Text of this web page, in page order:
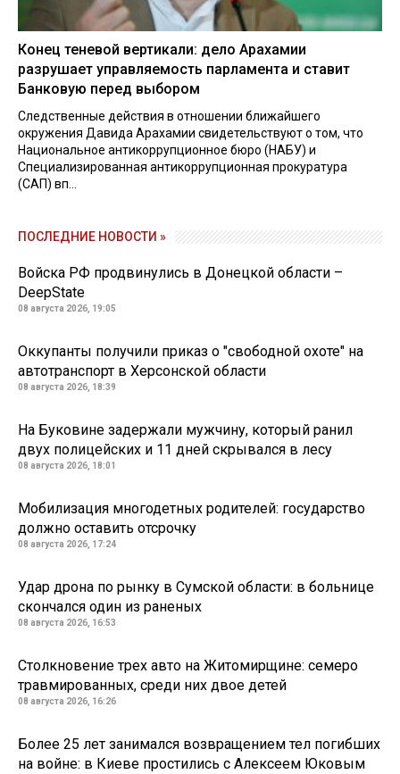
Конец теневой вертикали: дело Арахамии
разрушает управляемость парламента и ставит
Банковую перед выбором
Следственные действия в отношении ближайшего
окружения Давида Арахамии свидетельствуют о том, что
Национальное антикоррупционное бюро (НАБУ) и
Специализированная антикоррупционная прокуратура
(САП) вп...
ПОСЛЕДНИЕ НОВОСТИ »
Войска РФ продвинулись в Донецкой области –
DeepState
08 августа 2026, 19:05
Оккупанты получили приказ о "свободной охоте" на
автотранспорт в Херсонской области
08 августа 2026, 18:39
На Буковине задержали мужчину, который ранил
двух полицейских и 11 дней скрывался в лесу
08 августа 2026, 18:01
Мобилизация многодетных родителей: государство
должно оставить отсрочку
08 августа 2026, 17:24
Удар дрона по рынку в Сумской области: в больнице
скончался один из раненых
08 августа 2026, 16:53
Столкновение трех авто на Житомирщине: семеро
травмированных, среди них двое детей
08 августа 2026, 16:26
Более 25 лет занимался возвращением тел погибших
на войне: в Киеве простились с Алексеем Юковым